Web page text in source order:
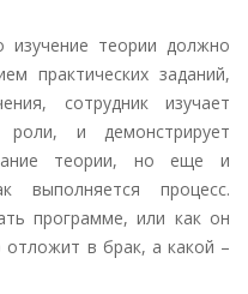
изучение теории должно
практических заданий,
сотрудник изучает
и демонстрирует
теории, но еще и
выполняется процесс.
программе, или как он
отложит в брак, а какой –